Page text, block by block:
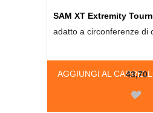
SAM XT Extremity
adatto a circonferenze di
AGGIUNGI AL 43,70